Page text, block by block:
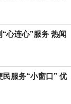
心连心”服务 热闻
民服务“小窗口” 优